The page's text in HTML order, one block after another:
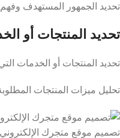
تحديد الجمهور المستهدف وفهم
تحديد المنتجات أو
تحديد المنتجات أو الخدمات
تحليل ميزات المنتجات
تصميم موقع متجرك الإلكتروني